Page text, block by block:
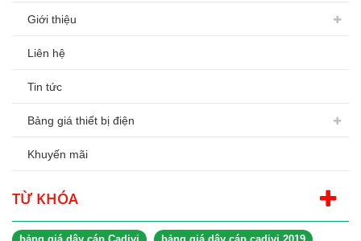
Giới thiệu
Liên hệ
Tin tức
Bảng giá thiết bị điện
Khuyến mãi
TỪ KHÓA